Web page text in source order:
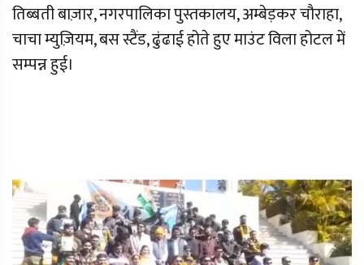
तिब्बती बाज़ार, नगरपालिका पुस्तकालय, अम्बेड़कर चौराहा,
चाचा म्युज़ियम, बस स्टैंड, ढुंढाई होते हुए माउंट विला होटल में
सम्पन्न हुई।